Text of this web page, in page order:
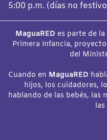
5:00 p.m. (días no
MaguaRED es parte de
Primera Infancia,
del
Cuando en MaguaRED
hijos, los cuidadores,
hablando de las bebés, las
las